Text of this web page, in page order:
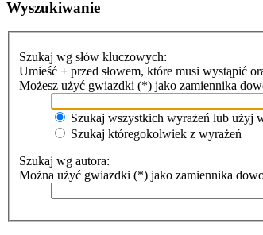
Wyszukiwanie
Szukaj wg słów kluczowych:
Umieść + przed słowem, które musi wystąpić
Możesz użyć gwiazdki (*) jako zamiennika
Szukaj wszystkich wyrażeń lub użyj
Szukaj któregokolwiek z wyrażeń
Szukaj wg autora:
Można użyć gwiazdki (*) jako zamiennika